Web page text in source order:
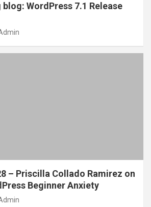
WordPress 7.1 Release
– Priscilla Collado Ramirez on
Beginner Anxiety